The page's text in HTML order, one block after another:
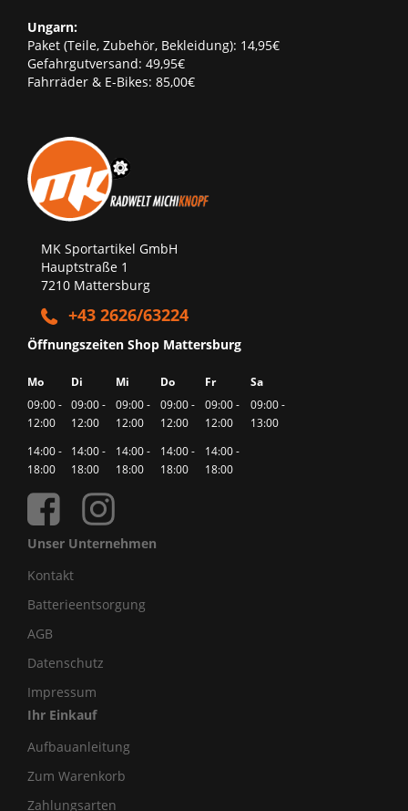
Ungarn:
Paket (Teile, Zubehör, Bekleidung): 14,95€
Gefahrgutversand: 49,95€
Fahrräder & E-Bikes: 85,00€
MK Sportartikel GmbH
Hauptstraße 1
7210 Mattersburg
+43 2626/63224
Öffnungszeiten Shop Mattersburg
Mo Di Mi Do Fr
Sa
09:00 -
12:00
09:00 -
12:00
09:00 -
12:00
09:00 -
12:00
09:00 -
12:00
09:00 -
13:00
14:00 -
18:00
14:00 -
18:00
14:00 -
18:00
14:00 -
18:00
14:00 -
18:00
Unser Unternehmen
Kontakt
Batterieentsorgung
AGB
Datenschutz
Impressum
Ihr Einkauf
Aufbauanleitung
Zum Warenkorb
Zahlungsarten